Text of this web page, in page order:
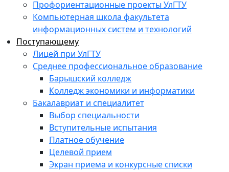
Профориентационные проекты УлГТУ
Компьютерная школа факультета
информационных систем и технологий
Поступающему
Лицей при УлГТУ
Среднее профессиональное образование
Барышский колледж
Колледж экономики и информатики
Бакалавриат и специалитет
Выбор специальности
Вступительные испытания
Платное обучение
Целевой прием
Экран приема и конкурсные списки